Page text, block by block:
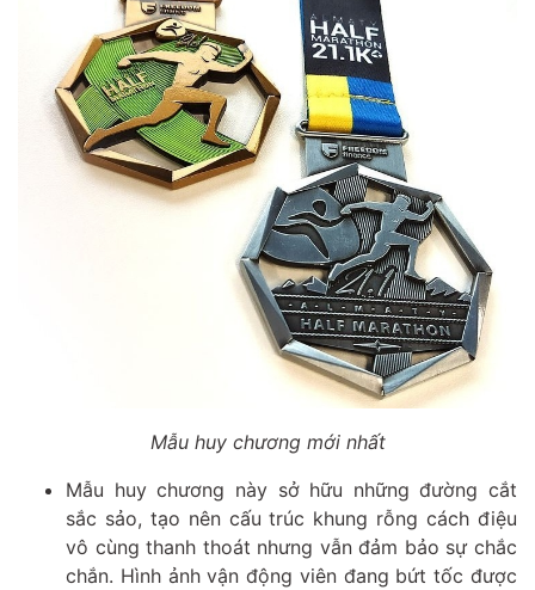
Mẫu huy chương mới nhất
Mẫu huy chương này sở hữu những đường cắt
sắc sảo, tạo nên cấu trúc khung rỗng cách điệu
vô cùng thanh thoát nhưng vẫn đảm bảo sự chắc
chắn. Hình ảnh vận động viên đang bứt tốc được